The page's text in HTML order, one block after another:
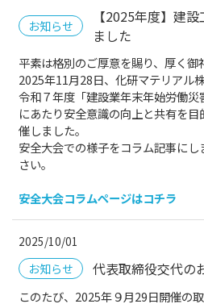
お知らせ
【2025年度】建
ました
平素は格別のご厚意を賜り、厚く御
2025年11月28日、化研マテリアル
令和７年度「建設業年末年始労働
にあたり安全意識の向上と共有を
催しました。
安全大会での様子をコラム記事に
さい。
安全大会コラムページはコチラ
2025/10/01
お知らせ
代表取締役交代の
このたび、2025年９月29日開催の